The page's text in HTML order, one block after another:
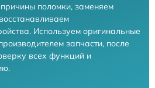
поломки, заменяем
Используем оригинальные
запчасти, после
всех функций и